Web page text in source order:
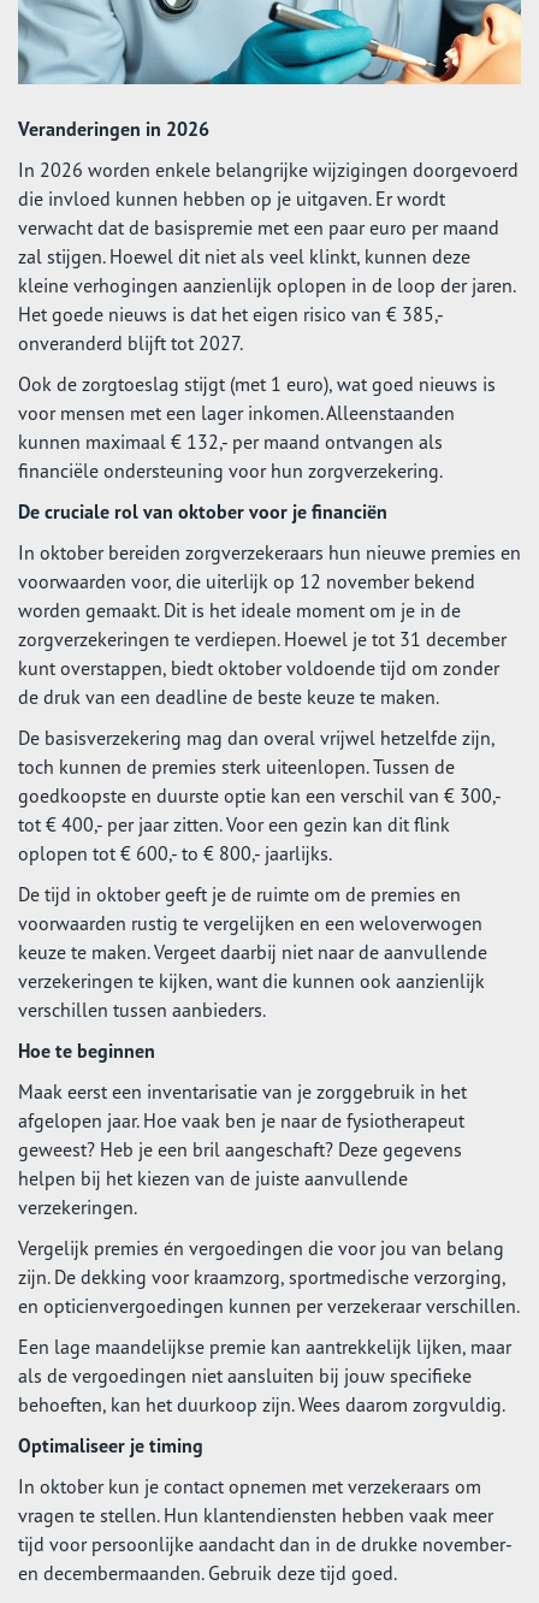
Veranderingen in 2026
In 2026 worden enkele belangrijke wijzigingen doorgevoerd
die invloed kunnen hebben op je uitgaven. Er wordt
verwacht dat de basispremie met een paar euro per maand
zal stijgen. Hoewel dit niet als veel klinkt, kunnen deze
kleine verhogingen aanzienlijk oplopen in de loop der jaren.
Het goede nieuws is dat het eigen risico van € 385,-
onveranderd blijft tot 2027.
Ook de zorgtoeslag stijgt (met 1 euro), wat goed nieuws is
voor mensen met een lager inkomen. Alleenstaanden
kunnen maximaal € 132,- per maand ontvangen als
financiële ondersteuning voor hun zorgverzekering.
De cruciale rol van oktober voor je financiën
In oktober bereiden zorgverzekeraars hun nieuwe premies en
voorwaarden voor, die uiterlijk op 12 november bekend
worden gemaakt. Dit is het ideale moment om je in de
zorgverzekeringen te verdiepen. Hoewel je tot 31 december
kunt overstappen, biedt oktober voldoende tijd om zonder
de druk van een deadline de beste keuze te maken.
De basisverzekering mag dan overal vrijwel hetzelfde zijn,
toch kunnen de premies sterk uiteenlopen. Tussen de
goedkoopste en duurste optie kan een verschil van € 300,-
tot € 400,- per jaar zitten. Voor een gezin kan dit flink
oplopen tot € 600,- to € 800,- jaarlijks.
De tijd in oktober geeft je de ruimte om de premies en
voorwaarden rustig te vergelijken en een weloverwogen
keuze te maken. Vergeet daarbij niet naar de aanvullende
verzekeringen te kijken, want die kunnen ook aanzienlijk
verschillen tussen aanbieders.
Hoe te beginnen
Maak eerst een inventarisatie van je zorggebruik in het
afgelopen jaar. Hoe vaak ben je naar de fysiotherapeut
geweest? Heb je een bril aangeschaft? Deze gegevens
helpen bij het kiezen van de juiste aanvullende
verzekeringen.
Vergelijk premies én vergoedingen die voor jou van belang
zijn. De dekking voor kraamzorg, sportmedische verzorging,
en opticienvergoedingen kunnen per verzekeraar verschillen.
Een lage maandelijkse premie kan aantrekkelijk lijken, maar
als de vergoedingen niet aansluiten bij jouw specifieke
behoeften, kan het duurkoop zijn. Wees daarom zorgvuldig.
Optimaliseer je timing
In oktober kun je contact opnemen met verzekeraars om
vragen te stellen. Hun klantendiensten hebben vaak meer
tijd voor persoonlijke aandacht dan in de drukke november-
en decembermaanden. Gebruik deze tijd goed.